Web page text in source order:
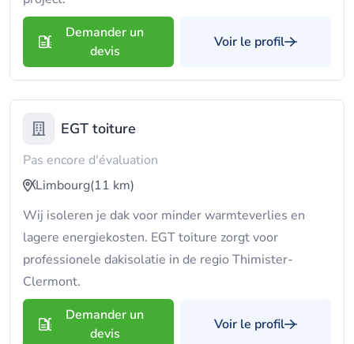
Demander un
devis
Voir le profil
EGT toiture
Pas encore d'évaluation
Limbourg(11 km)
Wij isoleren je dak voor minder warmteverlies en
lagere energiekosten. EGT toiture zorgt voor
professionele dakisolatie in de regio Thimister-
Clermont.
Demander un
devis
Voir le profil